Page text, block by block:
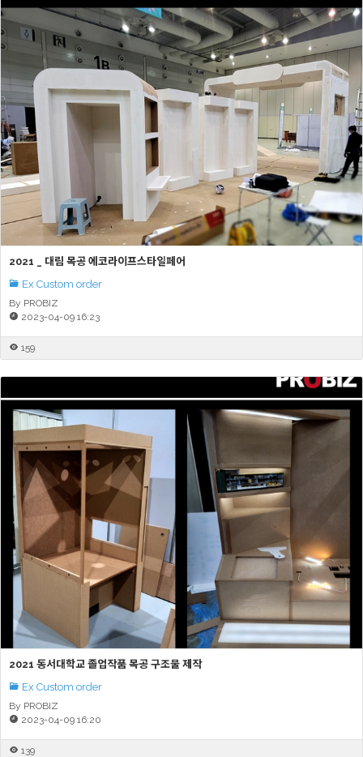
2021 _ 대림 목공 에코라이프스타일페어
Ex Custom order
By PROBIZ
2023-04-09 16:23
159
2021 동서대학교 졸업작품 목공 구조물 제작
Ex Custom order
By PROBIZ
2023-04-09 16:20
139